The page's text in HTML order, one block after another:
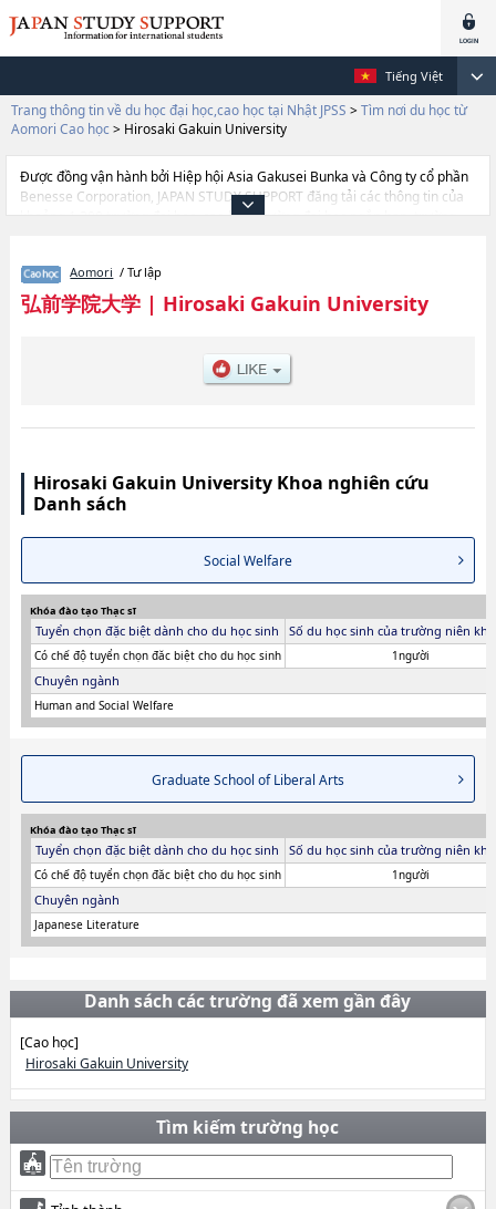
Tiếng Việt
Trang thông tin về du học đại học,cao học tại Nhật JPSS > Tìm nơi du học từ
Aomori Cao học > Hirosaki Gakuin University
Được đồng vận hành bởi Hiệp hội Asia Gakusei Bunka và Công ty cổ phần
Benesse Corporation, JAPAN STUDY SUPPORT đăng tải các thông tin của
khoảng 1.300 trường đại học, cao học, trường đại học ngắn hạn, trường
thông tin cần thiết dành cho du học sinh, như là về các Social
WelfarehoặcGraduate School of Liberal Arts, thông tin về từng khoa
nghiên cứu, thông tin liên quan đến thi tuyển như số lượng tuyển sinh, số
Aomori / Tư lập
弘前学院大学| Hirosaki Gakuin University
Hirosaki Gakuin University Khoa nghiên cứu
Danh sách
Social Welfare
Khóa đào tạo Thạc sĩ
Tuyển chọn đặc biệt dành cho du học sinh Số du học sinh của trường niên
Có chế độ tuyển chọn đăc biệt cho du học sinh 1người
Chuyên ngành
Human and Social Welfare
Graduate School of Liberal Arts
Khóa đào tạo Thạc sĩ
Tuyển chọn đặc biệt dành cho du học sinh Số du học sinh của trường niên
Có chế độ tuyển chọn đăc biệt cho du học sinh 1người
Chuyên ngành
Japanese Literature
Danh sách các trường đã xem gần đây
[Cao học]
Hirosaki Gakuin University
Tìm kiếm trường học